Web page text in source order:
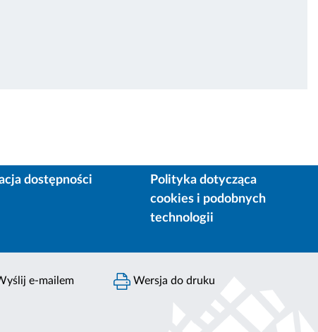
dostępności
Polityka dotycząca
cookies i podobnych
technologii
e-mailem Wersja do druku